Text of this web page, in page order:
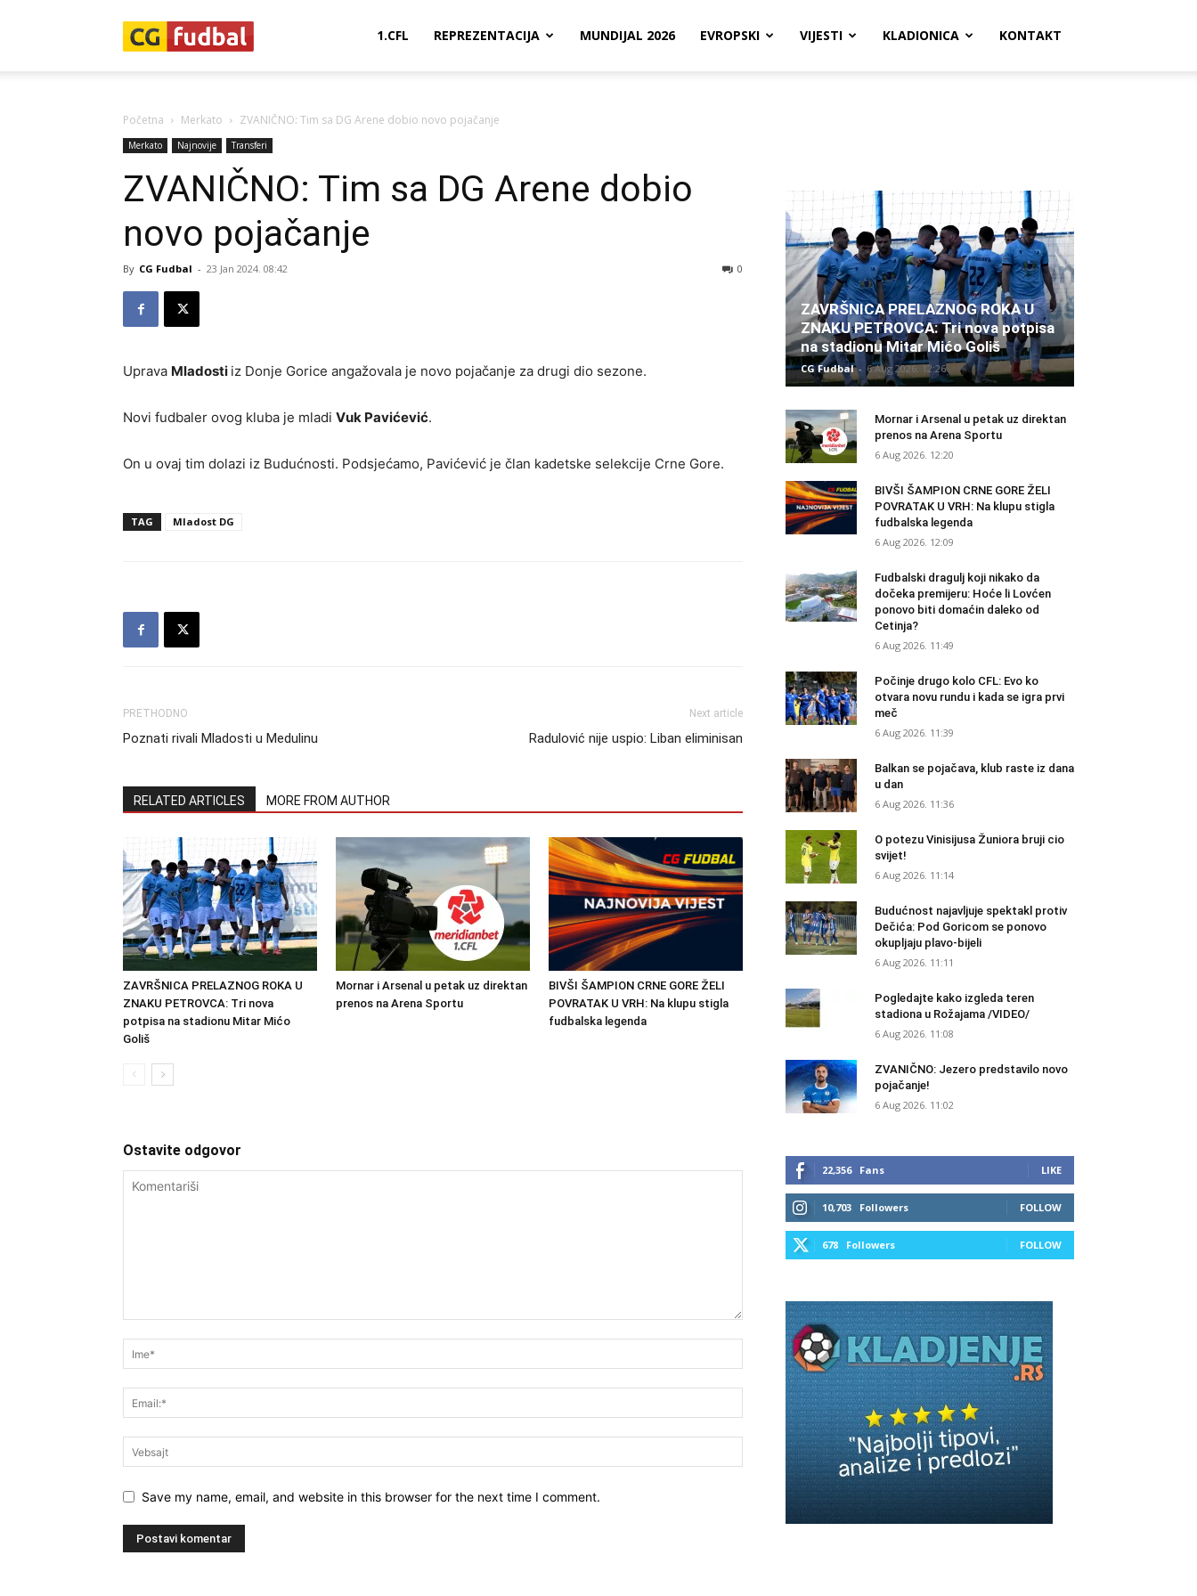
1.CFL REPREZENTACIJA MUNDIJAL 2026 EVROPSKI VIJESTI KLADIONICA KONTAKT
Početna Merkato ZVANIČNO: Tim sa DG Arene dobio novo pojačanje
Merkato Najnovije Transferi
ZVANIČNO: Tim sa DG Arene dobio
novo pojačanje
By CG Fudbal - 23 Jan 2024. 08:42 0
Uprava Mladosti iz Donje Gorice angažovala je novo pojačanje za drugi dio sezone.
Novi fudbaler ovog kluba je mladi Vuk Pavićević.
On u ovaj tim dolazi iz Budućnosti. Podsjećamo, Pavićević je član kadetske selekcije Crne Gore.
TAG Mladost DG
PRETHODNO
Poznati rivali Mladosti u Medulinu
Next article
Radulović nije uspio: Liban eliminisan
RELATED ARTICLES MORE FROM AUTHOR
ZAVRŠNICA PRELAZNOG ROKA U
ZNAKU PETROVCA: Tri nova
potpisa na stadionu Mitar Mićo
Goliš
Mornar i Arsenal u petak uz direktan
prenos na Arena Sportu
BIVŠI ŠAMPION CRNE GORE ŽELI
POVRATAK U VRH: Na klupu stigla
fudbalska legenda
Ostavite odgovor
Save my name, email, and website in this browser for the next time I comment.
ZAVRŠNICA PRELAZNOG ROKA U
ZNAKU PETROVCA: Tri nova potpisa
na stadionu Mitar Mićo Goliš
CG Fudbal - 6 Aug 2026. 12:26
Mornar i Arsenal u petak uz direktan
prenos na Arena Sportu
6 Aug 2026. 12:20
BIVŠI ŠAMPION CRNE GORE ŽELI
POVRATAK U VRH: Na klupu stigla
fudbalska legenda
6 Aug 2026. 12:09
Fudbalski dragulj koji nikako da
dočeka premijeru: Hoće li Lovćen
ponovo biti domaćin daleko od
Cetinja?
6 Aug 2026. 11:49
Počinje drugo kolo CFL: Evo ko
otvara novu rundu i kada se igra prvi
meč
6 Aug 2026. 11:39
Balkan se pojačava, klub raste iz dana
u dan
6 Aug 2026. 11:36
O potezu Vinisijusa Žuniora bruji cio
svijet!
6 Aug 2026. 11:14
Budućnost najavljuje spektakl protiv
Dečića: Pod Goricom se ponovo
okupljaju plavo-bijeli
6 Aug 2026. 11:11
Pogledajte kako izgleda teren
stadiona u Rožajama /VIDEO/
6 Aug 2026. 11:08
ZVANIČNO: Jezero predstavilo novo
pojačanje!
6 Aug 2026. 11:02
22,356 Fans LIKE
10,703 Followers FOLLOW
678 Followers FOLLOW